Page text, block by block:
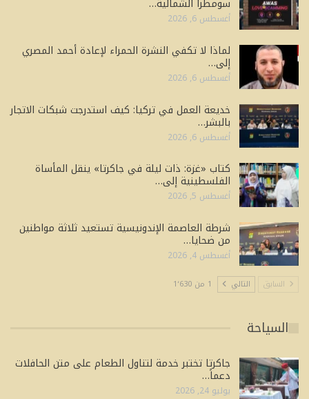
سومطرا الشمالية…
أغسطس 6, 2026
لماذا لا تكفي النشرة الحمراء لإعادة أحمد المصري
إلى…
أغسطس 6, 2026
خديعة العمل في تركيا: كيف استدرجت شبكات الاتجار
بالبشر…
أغسطس 6, 2026
كتاب «غزة: ذات ليلة في جاكرتا» ينقل المأساة
الفلسطينية إلى…
أغسطس 5, 2026
شرطة العاصمة الإندونيسية تستعيد ثلاثة مواطنين
من ضحايا…
أغسطس 4, 2026
السابق التالي 1 من 1٬630
السياحة
جاكرتا تختبر خدمة لتناول الطعام على متن الحافلات
دعماً…
يوليو 24, 2026